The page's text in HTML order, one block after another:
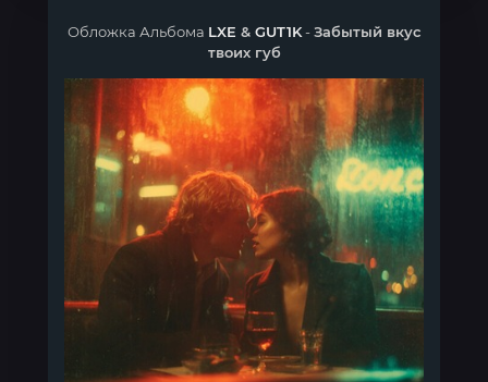
Обложка Альбома LXE & GUT1K-Забытый вкус
твоих губ